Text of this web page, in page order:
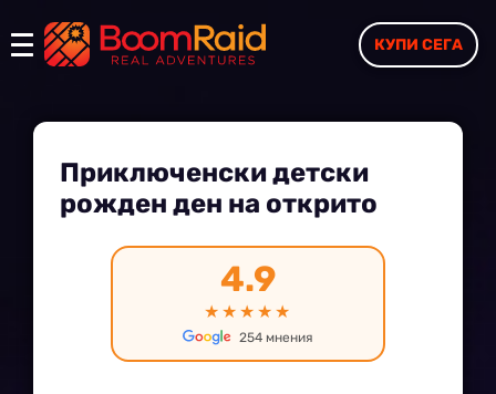
КУПИ СЕГА
Приключенски детски
рожден ден на открито
4.9
★★★★★
254 мнения